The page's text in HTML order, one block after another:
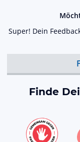
Super! Dein
Finde